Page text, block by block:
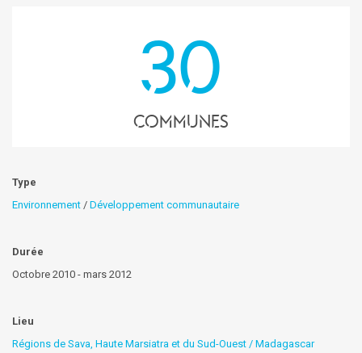
30
communes
Type
Environnement / Développement communautaire
Durée
Octobre 2010 - mars 2012
Lieu
Régions de Sava, Haute Marsiatra et du Sud-Ouest / Madagascar